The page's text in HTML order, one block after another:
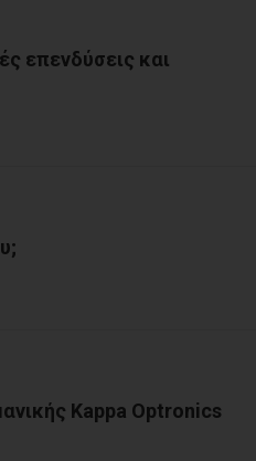
επενδύσεις και
Kappa Optronics